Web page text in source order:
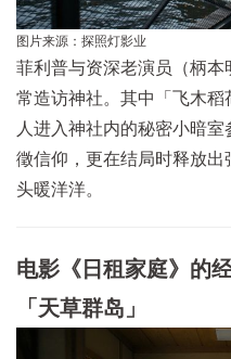
图片来源：探照灯影业
菲利普与资深老演员（柄
常造访神社。其中「飞木
人进入神社内的秘密小暗
徵信仰，更在结局时释放
头暖洋洋。
电影《日租家庭》的
「天草群岛」